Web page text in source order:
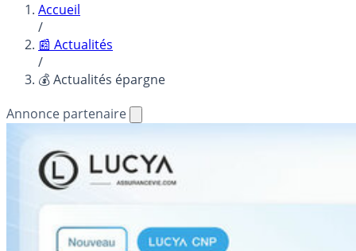
Accueil
/
📰 Actualités
/
💰 Actualités épargne
Annonce partenaire